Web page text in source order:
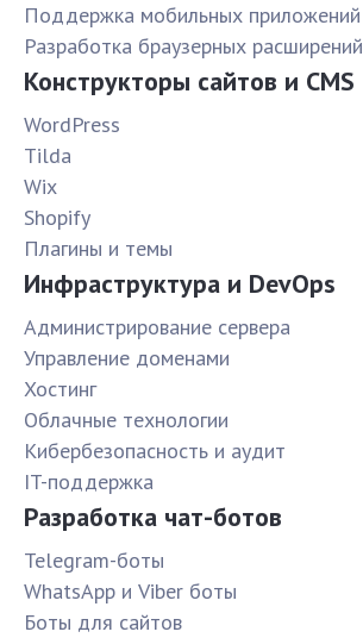
Поддержка мобильных приложений
Разработка браузерных расширений
Конструкторы сайтов и CMS
WordPress
Tilda
Wix
Shopify
Плагины и темы
Инфраструктура и DevOps
Администрирование сервера
Управление доменами
Хостинг
Облачные технологии
Кибербезопасность и аудит
IT-поддержка
Разработка чат-ботов
Telegram-боты
WhatsApp и Viber боты
Боты для сайтов